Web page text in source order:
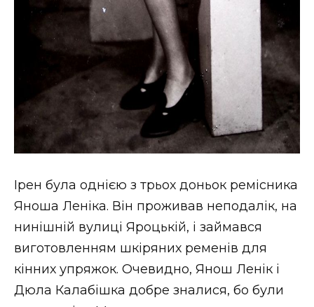
Ірен була однією з трьох доньок ремісника
Яноша Леніка. Він проживав неподалік, на
нинішній вулиці Яроцькій, і займався
виготовленням шкіряних ременів для
кінних упряжок. Очевидно, Янош Ленік і
Дюла Калабішка добре зналися, бо були